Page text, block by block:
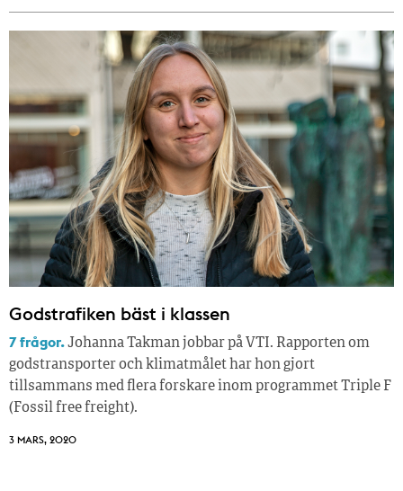
Godstrafiken bäst i klassen
7 frågor.Johanna Takman jobbar på VTI. Rapporten om
godstransporter och klimatmålet har hon gjort
tillsammans med flera forskare inom programmet Triple F
(Fossil free freight).
3 MARS, 2020